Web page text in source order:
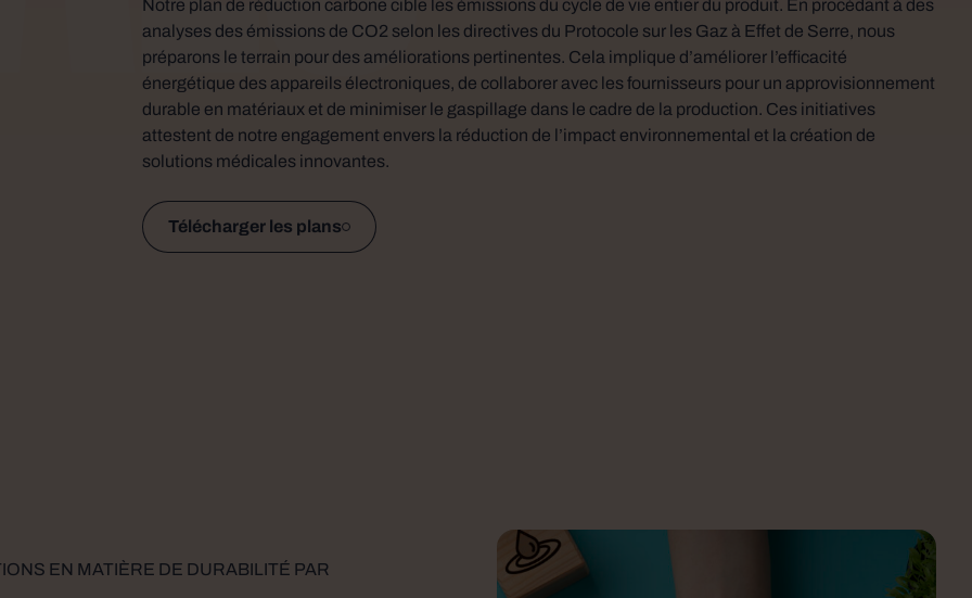
Notre plan de réduction carbone cible les émissions du cycle de vie entier du produit. En procédant à des
analyses des émissions de CO2 selon les directives du Protocole sur les Gaz à Effet de Serre, nous
préparons le terrain pour des améliorations pertinentes. Cela implique d’améliorer l’efficacité
énergétique des appareils électroniques, de collaborer avec les fournisseurs pour un approvisionnement
durable en matériaux et de minimiser le gaspillage dans le cadre de la production. Ces initiatives
attestent de notre engagement envers la réduction de l’impact environnemental et la création de
solutions médicales innovantes.
Télécharger les plans
EN MATIÈRE DE DURABILITÉ PAR